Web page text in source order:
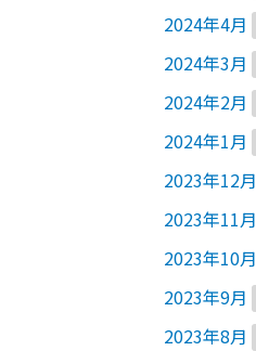
2024年4月
2024年3月
2024年2月
2024年1月
2023年12月
2023年11月
2023年10月
2023年9月
2023年8月